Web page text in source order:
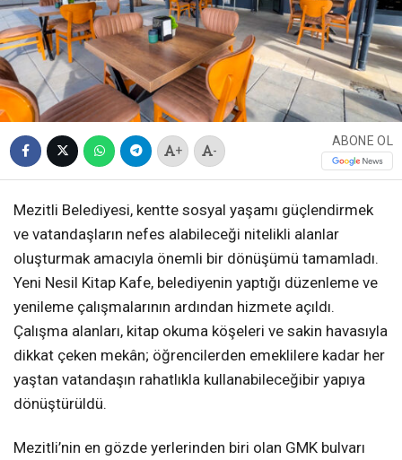
+ -
ABONE OL
Mezitli Belediyesi, kentte sosyal yaşamı güçlendirmek
ve vatandaşların nefes alabileceği nitelikli alanlar
oluşturmak amacıyla önemli bir dönüşümü tamamladı.
Yeni Nesil Kitap Kafe, belediyenin yaptığı düzenleme ve
yenileme çalışmalarının ardından hizmete açıldı.
Çalışma alanları, kitap okuma köşeleri ve sakin havasıyla
dikkat çeken mekân; öğrencilerden emeklilere kadar her
yaştan vatandaşın rahatlıkla kullanabileceğibir yapıya
dönüştürüldü.
Mezitli’nin en gözde yerlerinden biri olan GMK bulvarı